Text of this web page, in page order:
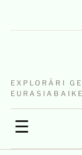
EXPLORĂRI
☰